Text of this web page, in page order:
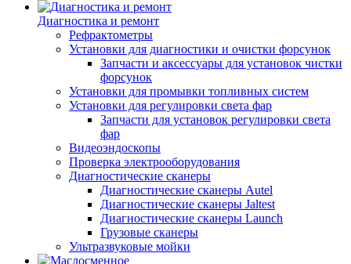
Диагностика и ремонт
Рефрактометры
Установки для диагностики и очистки форсунок
Запчасти и аксессуары для установок чистки
форсунок
Установки для промывки топливных систем
Установки для регулировки света фар
Запчасти для установок регулировки света
фар
Видеоэндоскопы
Проверка электрооборудования
Диагностические сканеры
Диагностические сканеры Autel
Диагностические сканеры Jaltest
Диагностические сканеры Launch
Грузовые сканеры
Ультразвуковые мойки